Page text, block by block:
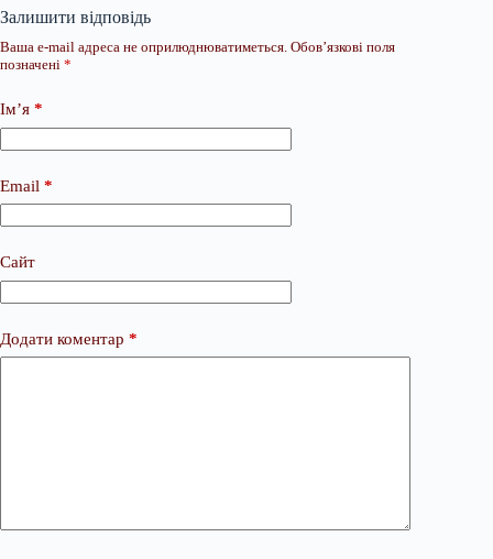
Залишити відповідь
Ваша e-mail адреса не оприлюднюватиметься. Обов’язкові поля
позначені *
Ім’я *
Email *
Сайт
Додати коментар *